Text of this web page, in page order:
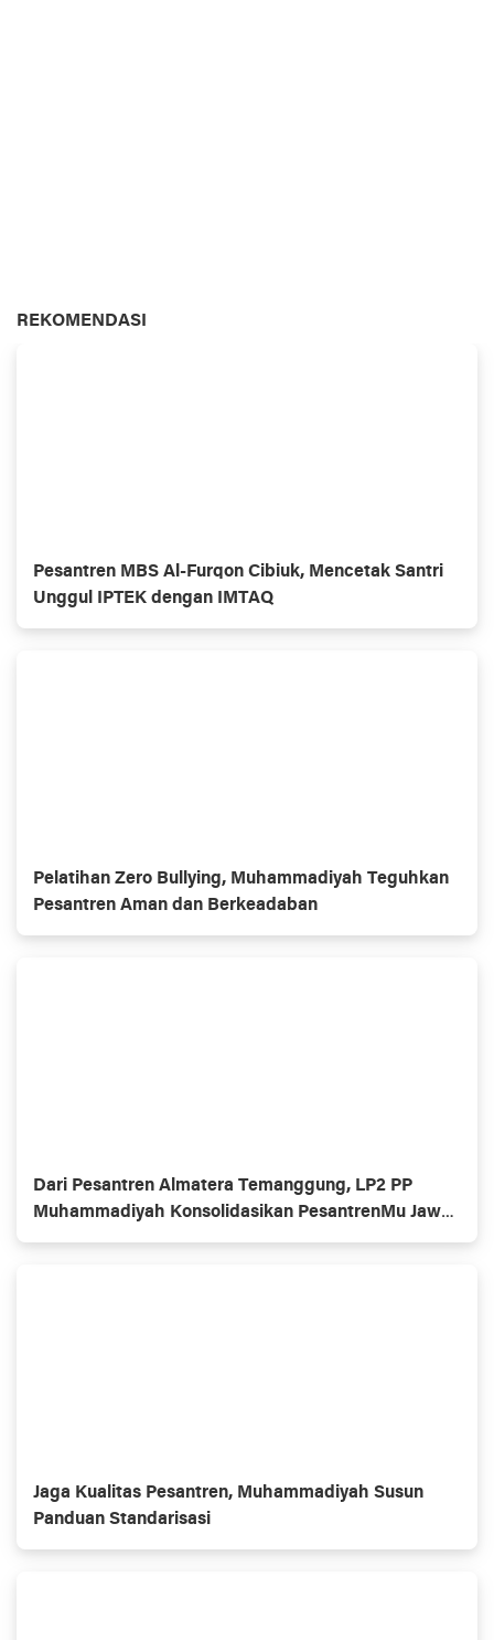
REKOMENDASI
Pesantren MBS Al-Furqon Cibiuk, Mencetak Santri
Unggul IPTEK dengan IMTAQ
Pelatihan Zero Bullying, Muhammadiyah Teguhkan
Pesantren Aman dan Berkeadaban
Dari Pesantren Almatera Temanggung, LP2 PP
Muhammadiyah Konsolidasikan PesantrenMu Jawa
Tengah
Jaga Kualitas Pesantren, Muhammadiyah Susun
Panduan Standarisasi